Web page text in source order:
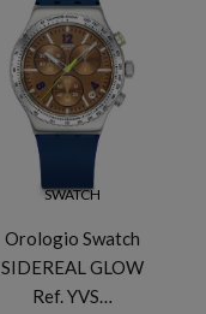
SWATCH
Orologio Swatch
SIDEREAL GLOW
Ref. YVS…